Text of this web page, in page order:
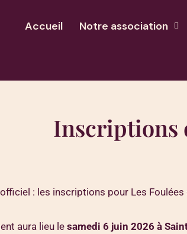
Accueil Notre association
Inscriptions
officiel : les inscriptions pour Les
aura lieu lesamedi 6 juin 2026 à